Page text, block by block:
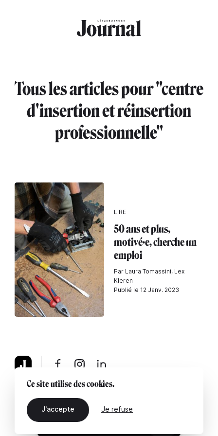
Tous les articles pour "centre
d'insertion et réinsertion
professionnelle"
LIRE
50 ans et plus,
motivé·e, cherche un
emploi
Par Laura Tomassini, Lex
Kleren
Publié le 12 Janv. 2023
À propos Mentions légales Contactez-nous
Ce site utilise des cookies.
J'accepte Je refuse